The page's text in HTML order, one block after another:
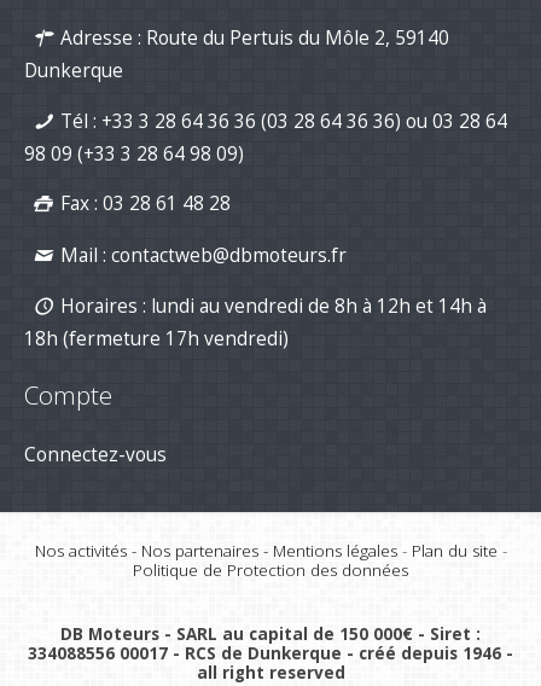
Nouvelle série "Stealth Line" chez
maintenant avec DB Moteurs !
DB Moteurs vous souhaite une
excellente année 2026, pleine de
projets motorisés !
Adresse : Route du Pertuis du Môle 2, 59140
Dunkerque
Tél : +33 3 28 64 36 36 (03 28 64 36 36) ou 03 28 64
98 09 (+33 3 28 64 98 09)
Fax : 03 28 61 48 28
Mail : contactweb@dbmoteurs.fr
Horaires : lundi au vendredi de 8h à 12h et 14h à
18h (fermeture 17h vendredi)
Compte
Connectez-vous
Nos activités- Nos partenaires- Mentions légales- Plan du site -
Politique de Protection des données
DB Moteurs - SARL au capital de 150 000€ - Siret :
334088556 00017 - RCS de Dunkerque - créé depuis 1946 -
all right reserved